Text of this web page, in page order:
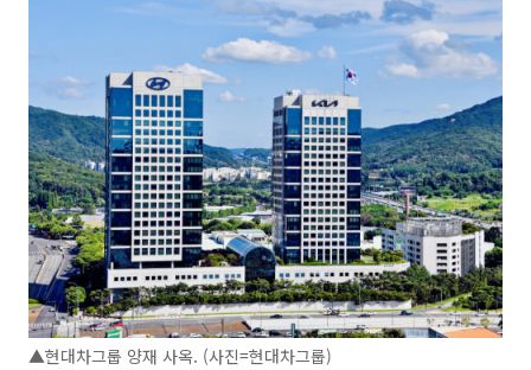
▲현대차그룹 양재 사옥. (사진=현대차그룹)